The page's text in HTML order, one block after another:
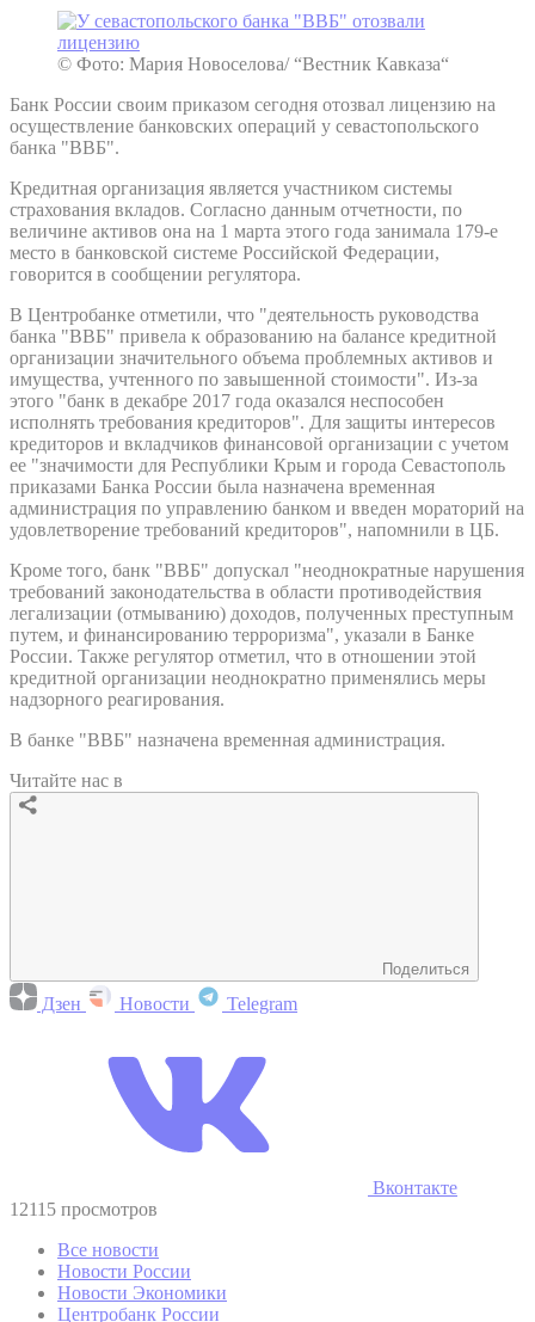
© Фото: Мария Новоселова/ “Вестник Кавказа“
Банк России своим приказом сегодня отозвал лицензию на
осуществление банковских операций у севастопольского
банка "ВВБ".
Кредитная организация является участником системы
страхования вкладов. Согласно данным отчетности, по
величине активов она на 1 марта этого года занимала 179-е
место в банковской системе Российской Федерации,
говорится в сообщении регулятора.
В Центробанке отметили, что "деятельность руководства
банка "ВВБ" привела к образованию на балансе кредитной
организации значительного объема проблемных активов и
имущества, учтенного по завышенной стоимости". Из-за
этого "банк в декабре 2017 года оказался неспособен
исполнять требования кредиторов". Для защиты интересов
кредиторов и вкладчиков финансовой организации с учетом
ее "значимости для Республики Крым и города Севастополь
приказами Банка России была назначена временная
администрация по управлению банком и введен мораторий на
удовлетворение требований кредиторов", напомнили в ЦБ.
Кроме того, банк "ВВБ" допускал "неоднократные нарушения
требований законодательства в области противодействия
легализации (отмыванию) доходов, полученных преступным
путем, и финансированию терроризма", указали в Банке
России. Также регулятор отметил, что в отношении этой
кредитной организации неоднократно применялись меры
надзорного реагирования.
В банке "ВВБ" назначена временная администрация.
Читайте нас в
Поделиться
Дзен Новости Telegram
Вконтакте
12115 просмотров
Все новости
Новости России
Новости Экономики
Центробанк России